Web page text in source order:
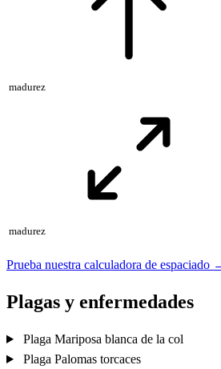
madurez
madurez
Prueba nuestra calculadora de espaciado
Plagas y enfermedades
Plaga Mariposa blanca de la col
Plaga Palomas torcaces